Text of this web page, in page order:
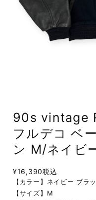
90s vintage
フルデコ ベ
ン M/ネイビ
¥16,390税込
【カラー】ネイビー ブラ
【サイズ】M